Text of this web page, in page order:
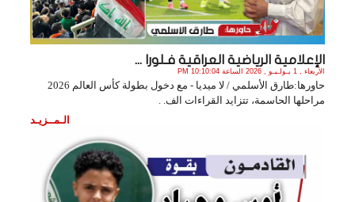
الإعلامية الرياضية العراقية فـلورا ...
الأربعاء , 1 يـولـيـو , 2026 الساعة 10:10:04 PM
حاورها:طارق الأسلمي / لا ميديا - مع دخول بطولة كأس العالم 2026
مراحلها الحاسمة، تتزايد القراءات الف. .
الـمــزيـد